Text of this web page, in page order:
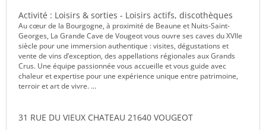
Activité : Loisirs & sorties - Loisirs actifs, discothèques
Au cœur de la Bourgogne, à proximité de Beaune et Nuits-Saint-
Georges, La Grande Cave de Vougeot vous ouvre ses caves du XVIIe
siècle pour une immersion authentique : visites, dégustations et
vente de vins d’exception, des appellations régionales aux Grands
Crus. Une équipe passionnée vous accueille et vous guide avec
chaleur et expertise pour une expérience unique entre patrimoine,
terroir et art de vivre. ...
31 RUE DU VIEUX CHATEAU 21640 VOUGEOT